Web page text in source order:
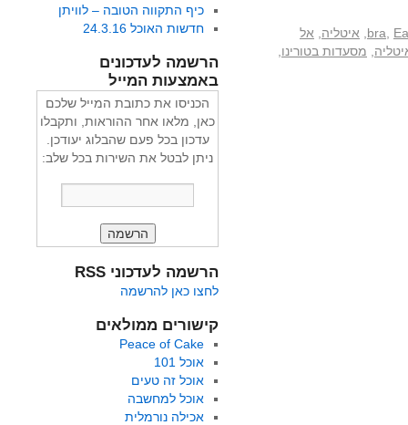
bra איטליה
אל
מסעדות בטורינו
כיף התקווה הטובה – לוויתן
חדשות האוכל 24.3.16
הרשמה לעדכונים
באמצעות המייל
הכניסו את כתובת המייל שלכם
כאן, מלאו אחר ההוראות, ותקבלו
עדכון בכל פעם שהבלוג יעודכן.
ניתן לבטל את השירות בכל שלב:
הרשמה לעדכוני RSS
לחצו כאן להרשמה
קישורים ממולאים
Peace of Cake
אוכל 101
אוכל זה טעים
אוכל למחשבה
אכילה נורמלית